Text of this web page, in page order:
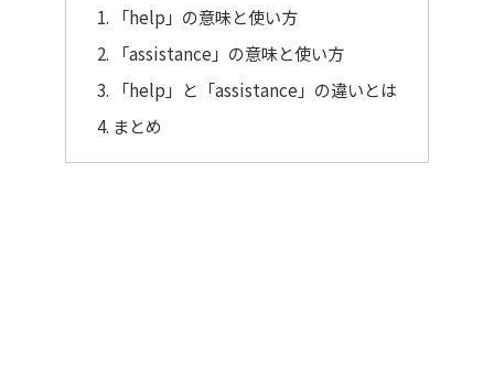
「help」の意味と使い方
「assistance」の意味と使い方
「help」と「assistance」の違いとは
まとめ